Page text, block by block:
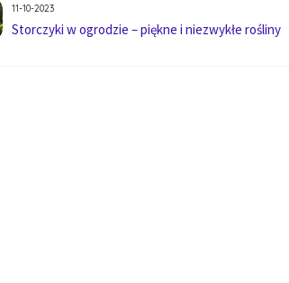
11-10-2023
Storczyki w ogrodzie – piękne i niezwykłe rośliny